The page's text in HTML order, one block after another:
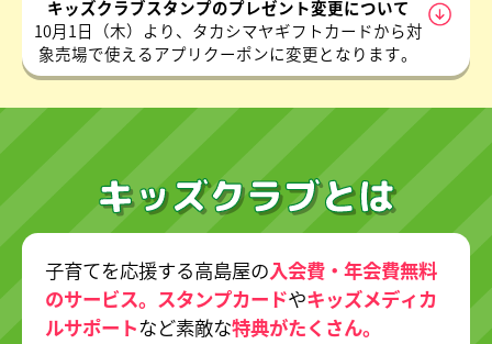
キッズクラブスタンプのプレゼント変更について
10月1日（木）より、タカシマヤギフトカードから対
象売場で使えるアプリクーポンに変更となります。
キッズクラブとは
子育てを応援する高島屋の入会費・年会費無料
のサービス。スタンプカードやキッズメディカ
ルサポートなど素敵な特典がたくさん。